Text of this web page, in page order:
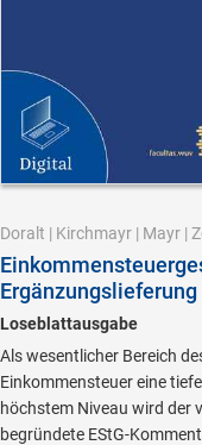
Doralt | Kirchmayr | Mayr |
Ergänzungslieferung
Loseblattausgabe
Als wesentlicher Bereich
Einkommensteuer eine
höchstem Niveau wird der
begründete EStG-